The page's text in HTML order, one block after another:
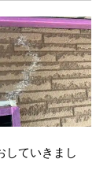
していきまし